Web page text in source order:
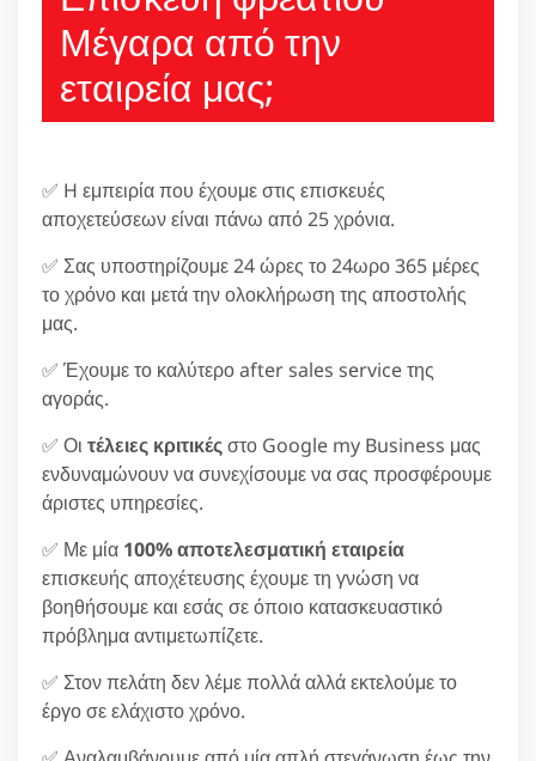
Μέγαρα από την
εταιρεία μας;
✅ H εμπειρία που έχουμε στις επισκευές
αποχετεύσεων είναι πάνω από 25 χρόνια.
✅ Σας υποστηρίζουμε 24 ώρες το 24ωρο 365 μέρες
το χρόνο και μετά την ολοκλήρωση της αποστολής
μας.
✅ Έχουμε το καλύτερο after sales service της
αγοράς.
✅ Οι τέλειες κριτικέςστο Google my Business μας
ενδυναμώνουν να συνεχίσουμε να σας προσφέρουμε
άριστες υπηρεσίες.
✅ Με μία 100% αποτελεσματική εταιρεία
επισκευής αποχέτευσης έχουμε τη γνώση να
βοηθήσουμε και εσάς σε όποιο κατασκευαστικό
πρόβλημα αντιμετωπίζετε.
✅ Στον πελάτη δεν λέμε πολλά αλλά εκτελούμε το
έργο σε ελάχιστο χρόνο.